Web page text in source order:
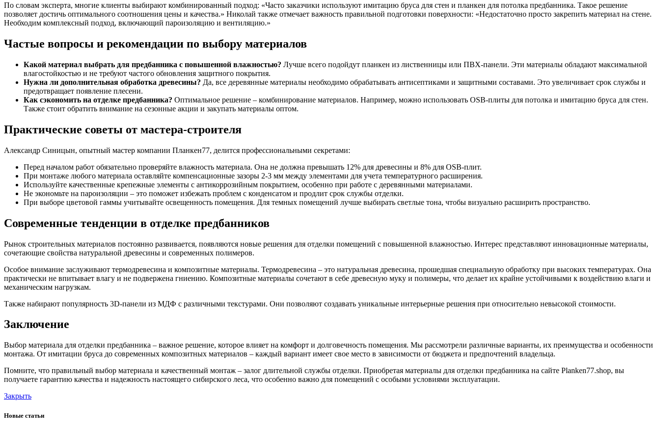
По словам эксперта, многие клиенты выбирают комбинированный подход: «Часто заказчики используют имитацию бруса для стен и планкен для потолка предбанника. Такое решение
позволяет достичь оптимального соотношения цены и качества.» Николай также отмечает важность правильной подготовки поверхности: «Недостаточно просто закрепить материал на стене.
Необходим комплексный подход, включающий пароизоляцию и вентиляцию.»
Частые вопросы и рекомендации по выбору материалов
Какой материал выбрать для предбанника с повышенной влажностью? Лучше всего подойдут планкен из лиственницы или ПВХ-панели. Эти материалы обладают максимальной
влагостойкостью и не требуют частого обновления защитного покрытия.
Нужна ли дополнительная обработка древесины? Да, все деревянные материалы необходимо обрабатывать антисептиками и защитными составами. Это увеличивает срок службы и
предотвращает появление плесени.
Как сэкономить на отделке предбанника? Оптимальное решение – комбинирование материалов. Например, можно использовать OSB-плиты для потолка и имитацию бруса для стен.
Также стоит обратить внимание на сезонные акции и закупать материалы оптом.
Практические советы от мастера-строителя
Александр Синицын, опытный мастер компании Планкен77, делится профессиональными секретами:
Перед началом работ обязательно проверяйте влажность материала. Она не должна превышать 12% для древесины и 8% для OSB-плит.
При монтаже любого материала оставляйте компенсационные зазоры 2-3 мм между элементами для учета температурного расширения.
Используйте качественные крепежные элементы с антикоррозийным покрытием, особенно при работе с деревянными материалами.
Не экономьте на пароизоляции – это поможет избежать проблем с конденсатом и продлит срок службы отделки.
При выборе цветовой гаммы учитывайте освещенность помещения. Для темных помещений лучше выбирать светлые тона, чтобы визуально расширить пространство.
Современные тенденции в отделке предбанников
Рынок строительных материалов постоянно развивается, появляются новые решения для отделки помещений с повышенной влажностью. Интерес представляют инновационные материалы,
сочетающие свойства натуральной древесины и современных полимеров.
Особое внимание заслуживают термодревесина и композитные материалы. Термодревесина – это натуральная древесина, прошедшая специальную обработку при высоких температурах. Она
практически не впитывает влагу и не подвержена гниению. Композитные материалы сочетают в себе древесную муку и полимеры, что делает их крайне устойчивыми к воздействию влаги и
механическим нагрузкам.
Также набирают популярность 3D-панели из МДФ с различными текстурами. Они позволяют создавать уникальные интерьерные решения при относительно невысокой стоимости.
Заключение
Выбор материала для отделки предбанника – важное решение, которое влияет на комфорт и долговечность помещения. Мы рассмотрели различные варианты, их преимущества и особенности
монтажа. От имитации бруса до современных композитных материалов – каждый вариант имеет свое место в зависимости от бюджета и предпочтений владельца.
Помните, что правильный выбор материала и качественный монтаж – залог длительной службы отделки. Приобретая материалы для отделки предбанника на сайте Planken77.shop, вы
получаете гарантию качества и надежность настоящего сибирского леса, что особенно важно для помещений с особыми условиями эксплуатации.
Закрыть
Новые статьи